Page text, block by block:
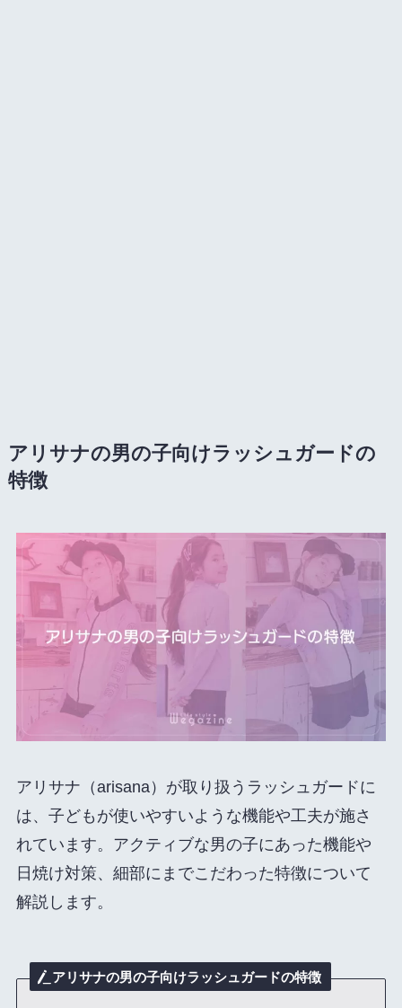
アリサナの男の子向けラッシュガードの
特徴
アリサナ（arisana）が取り扱うラッシュガードに
は、子どもが使いやすいような機能や工夫が施さ
れています。アクティブな男の子にあった機能や
日焼け対策、細部にまでこだわった特徴について
解説します。
アリサナの男の子向けラッシュガードの特徴